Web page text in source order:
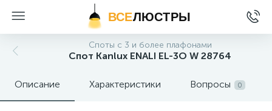
ВСЕЛЮСТРЫ
Споты с 3 и более плафонами
Спот Kanlux ENALI EL-3O W 28764
Описание Характеристики Вопросы 0